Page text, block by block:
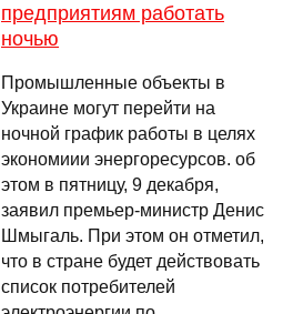
предприятиям работать
ночью
Промышленные объекты в
Украине могут перейти на
ночной график работы в целях
экономиии энергоресурсов. об
этом в пятницу, 9 декабря,
заявил премьер-министр Денис
Шмыгаль. При этом он отметил,
что в стране будет действовать
список потребителей